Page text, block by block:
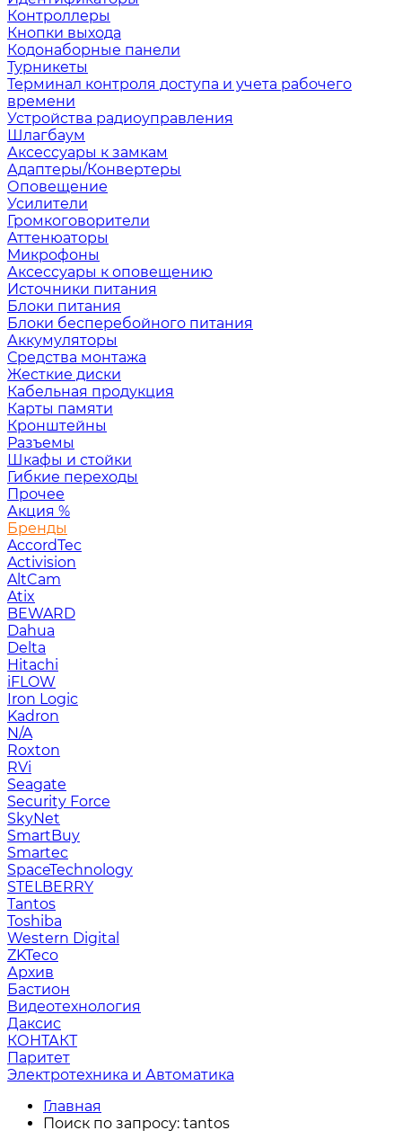
Контроллеры
Кнопки выхода
Кодонаборные панели
Турникеты
Терминал контроля доступа и учета рабочего
времени
Устройства радиоуправления
Шлагбаум
Аксессуары к замкам
Адаптеры/Конвертеры
Оповещение
Усилители
Громкоговорители
Аттенюаторы
Микрофоны
Аксессуары к оповещению
Источники питания
Блоки питания
Блоки бесперебойного питания
Аккумуляторы
Средства монтажа
Жесткие диски
Кабельная продукция
Карты памяти
Кронштейны
Разъемы
Шкафы и стойки
Гибкие переходы
Прочее
Акция %
Бренды
AccordTec
Activision
AltCam
Atix
BEWARD
Dahua
Delta
Hitachi
iFLOW
Iron Logic
Kadron
N/A
Roxton
RVi
Seagate
Security Force
SkyNet
SmartBuy
Smartec
SpaceTechnology
STELBERRY
Tantos
Toshiba
Western Digital
ZKTeco
Архив
Бастион
Видеотехнология
Даксис
КОНТАКТ
Паритет
Электротехника и Автоматика
Главная
Поиск по запросу: tantos